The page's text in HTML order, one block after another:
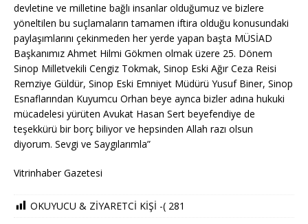
devletine ve milletine bağlı insanlar olduğumuz ve bizlere
yöneltilen bu suçlamaların tamamen iftira olduğu konusundaki
paylaşımlarını çekinmeden her yerde yapan başta MÜSİAD
Başkanımız Ahmet Hilmi Gökmen olmak üzere 25. Dönem
Sinop Milletvekili Cengiz Tokmak, Sinop Eski Ağır Ceza Reisi
Remziye Güldür, Sinop Eski Emniyet Müdürü Yusuf Biner, Sinop
Esnaflarından Kuyumcu Orhan beye aynca bizler adına hukuki
mücadelesi yürüten Avukat Hasan Sert beyefendiye de
teşekkürü bir borç biliyor ve hepsinden Allah razı olsun
diyorum. Sevgi ve Saygılarımla”
Vitrinhaber Gazetesi
OKUYUCU & ZİYARETCİ KİŞİ -( 281